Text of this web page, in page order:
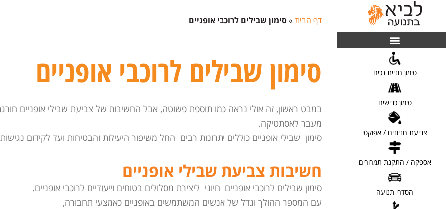
סימון חניית נכים
[ לפרטים ]
סימון כבישים
[ לפרטים ]
צביעת חניונים / אפוקסי
[ לפרטים ]
אספקה / התקנת תמרורים
[ לפרטים ]
הסדרי תנועה
[ לפרטים ]
דף הבית»סימון שבילים לרוכבי אופניים
סימון שבילים לרוכבי אופניים
במבט ראשון, זה אולי נראה כמו תוספת פשוטה, אבל החשיבות של צביעת שבילי אופניים
מעבר לאסתטיקה.
סימון שבילי אופניים כוללים יתרונות רבים החל משיפור היעילות והבטיחות ועד לקידום
חשיבות צביעת שבילי אופניים
סימון שבילים לרוכבי אופניים חיוני ליצירת מסלולים בטוחים וייעודיים לרוכבי אופניים.
עם המספר ההולך וגדל של אנשים המשתמשים באופניים כאמצעי תחבורה,